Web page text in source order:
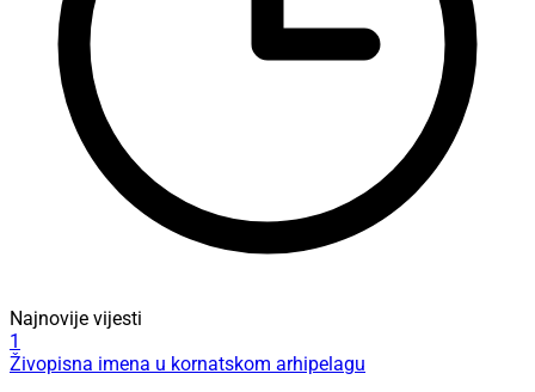
Najnovije vijesti
1
Živopisna imena u kornatskom arhipelagu